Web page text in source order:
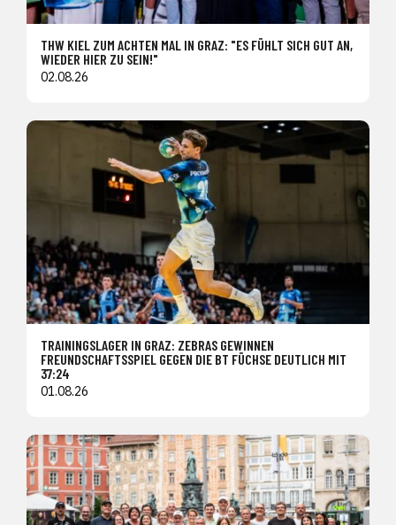
THW KIEL ZUM ACHTEN MAL IN GRAZ: "ES FÜHLT SICH GUT AN,
WIEDER HIER ZU SEIN!"
02.08.26
TRAININGSLAGER IN GRAZ: ZEBRAS GEWINNEN
FREUNDSCHAFTSSPIEL GEGEN DIE BT FÜCHSE DEUTLICH MIT
37:24
01.08.26